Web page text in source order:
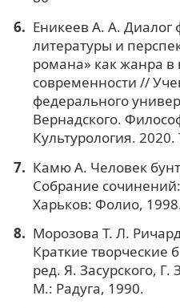
Еникеев А. А. Диалог
литературы и
романа» как жанра в
современности //
федерального
Вернадского.
Культурология.
Камю А. Человек
Собрание
Харьков: Фолио,
Морозова Т. Л.
Краткие творческие
ред. Я. Засурского,
М.: Радуга, 1990.